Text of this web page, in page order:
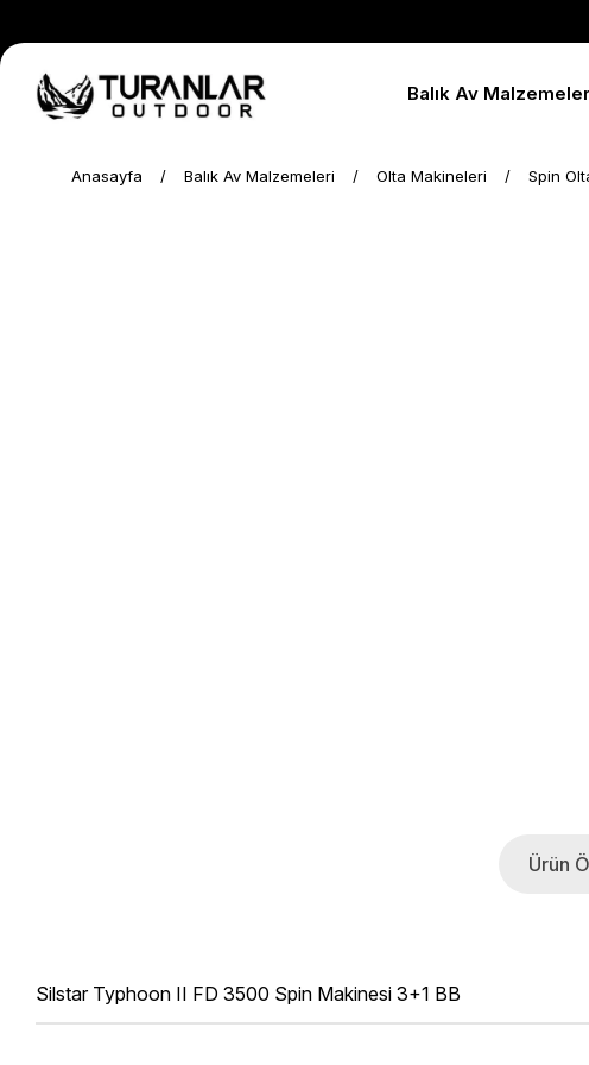
Balık Av
Anasayfa Balık Av Malzemeleri Olta Makineleri Spin
Ürün
Silstar Typhoon II FD 3500 Spin Makinesi 3+1 BB